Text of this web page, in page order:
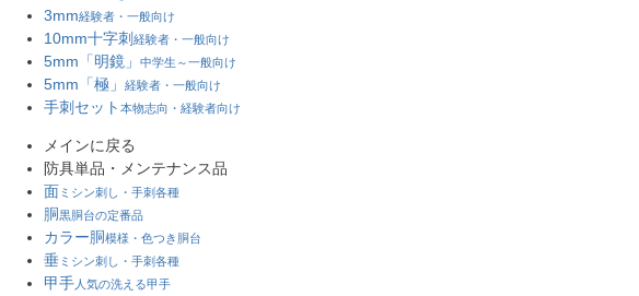
3mm経験者・一般向け
10mm十字刺 経験者・一般向け
5mm「明鏡」 中学生～一般向け
5mm「極」 経験者・一般向け
手刺セット 本物志向・経験者向け
メインに戻る
防具単品・メンテナンス品
面 ミシン刺し・手刺各種
胴黒胴台の定番品
カラー胴模様・色つき胴台
垂 ミシン刺し・手刺各種
甲手 人気の洗える甲手